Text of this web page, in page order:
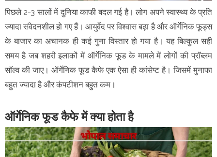
पिछले 2-3 सालों में दुनिया काफी बदल गई है। लोग अपने स्वास्थ्य के प्रति
ज्यादा संवेदनशील हो गए हैं। आयुर्वेद पर विश्वास बढ़ा है और ऑर्गेनिक फूड्स
के बाजार का अचानक ही कई गुना विस्तार हो गया है। यह बिल्कुल सही
समय है जब शहरी इलाकों में ऑर्गेनिक फूड के मामले में लोगों की प्रॉब्लम
सॉल्व की जाए। ऑर्गेनिक फूड कैफे एक ऐसा ही कांसेप्ट है। जिसमें मुनाफा
बहुत ज्यादा है और कंपटीशन बहुत कम।
ऑर्गेनिक फूड कैफे में क्या होता है